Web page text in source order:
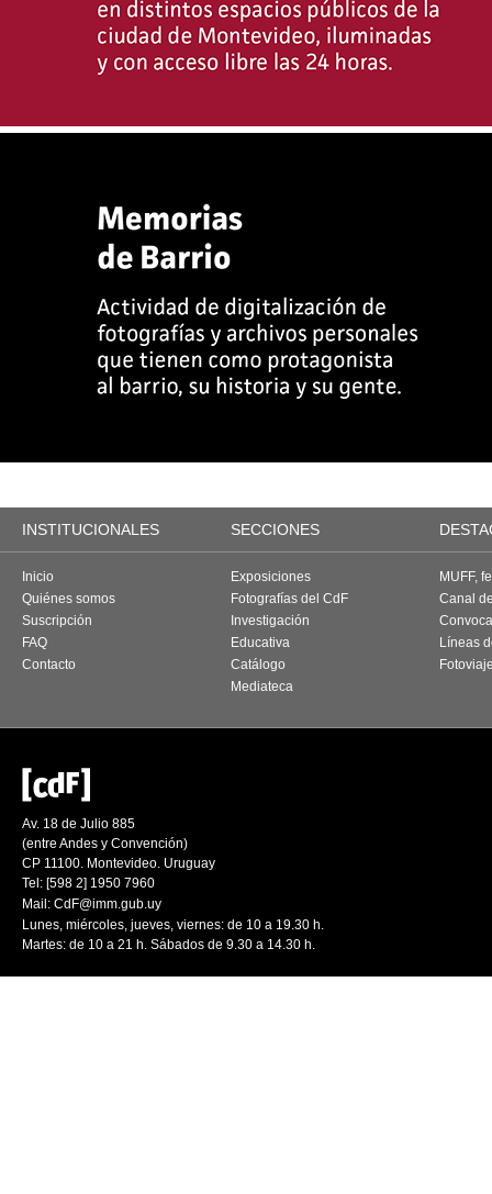
INSTITUCIONALES SECCIONES
Inicio
Quiénes somos
Suscripción
FAQ
Contacto
Exposiciones
Fotografías del CdF
Investigación
Educativa
Catálogo
Mediateca
MUFF,
Canal
Líneas
Av. 18 de Julio 885
(entre Andes y Convención)
CP 11100. Montevideo. Uruguay
Tel: [598 2] 1950 7960
Mail: CdF@imm.gub.uy
Lunes, miércoles, jueves, viernes: de 10 a 19.30 h.
Martes: de 10 a 21 h. Sábados de 9.30 a 14.30 h.